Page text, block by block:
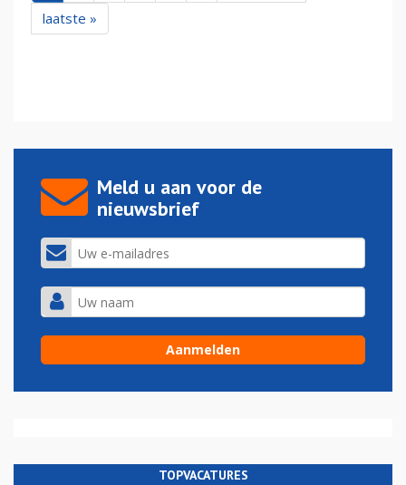
laatste »
Meld u aan voor de
nieuwsbrief
TOPVACATURES